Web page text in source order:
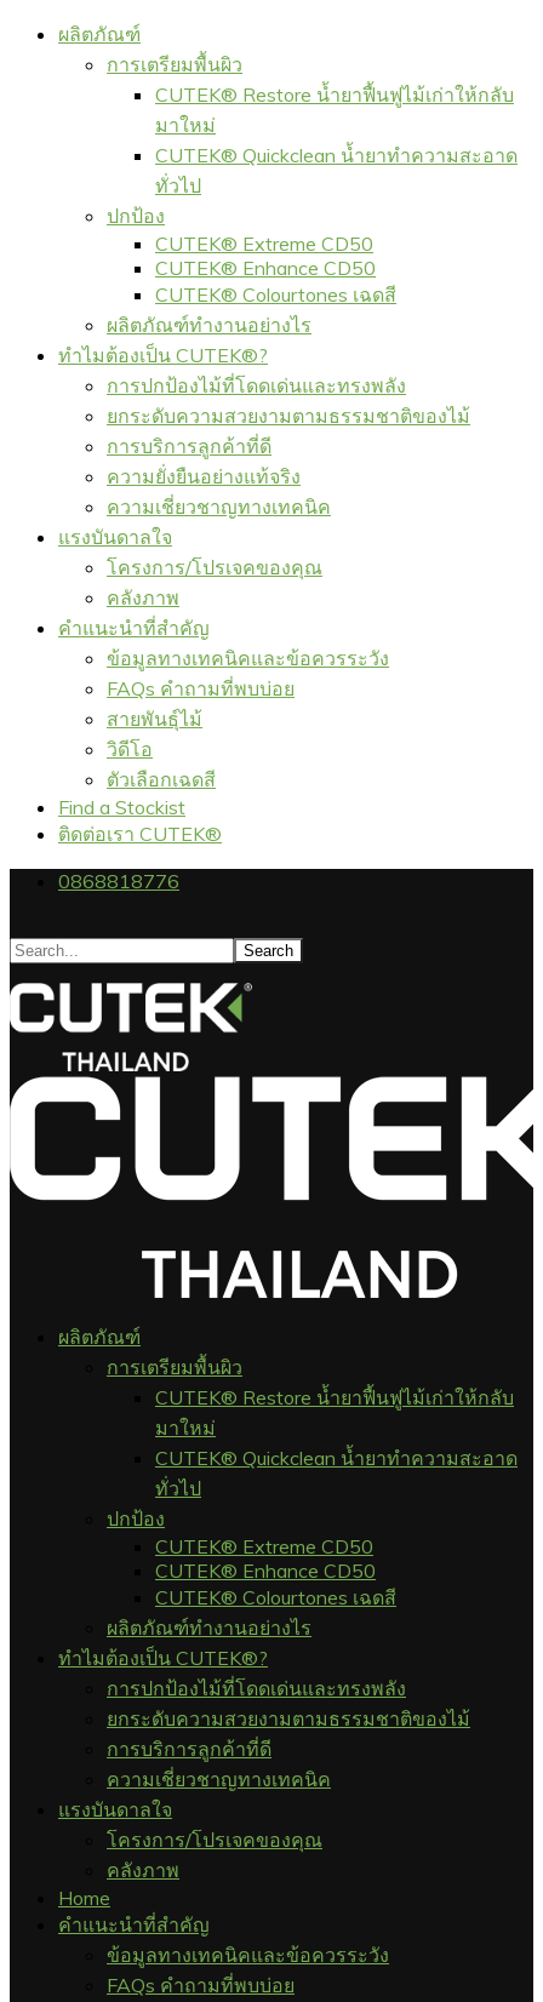
ผลิตภัณฑ์
การเตรียมพื้นผิว
CUTEK® Restore น้ำยาฟื้นฟูไม้เก่าให้กลับ
มาใหม่
CUTEK® Quickclean น้ำยาทำความสะอาด
ทั่วไป
ปกป้อง
CUTEK® Extreme CD50
CUTEK® Enhance CD50
CUTEK® Colourtones เฉดสี
ผลิตภัณฑ์ทำงานอย่างไร
ทำไมต้องเป็น CUTEK®?
การปกป้องไม้ที่โดดเด่นและทรงพลัง
ยกระดับความสวยงามตามธรรมชาติของไม้
การบริการลูกค้าที่ดี
ความยั่งยืนอย่างแท้จริง
ความเชี่ยวชาญทางเทคนิค
แรงบันดาลใจ
โครงการ/โปรเจคของคุณ
คลังภาพ
คำแนะนำที่สำคัญ
ข้อมูลทางเทคนิคและข้อควรระวัง
FAQs คำถามที่พบบ่อย
สายพันธุ์ไม้
วิดีโอ
ตัวเลือกเฉดสี
Find a Stockist
ติดต่อเรา CUTEK®
0868818776
ผลิตภัณฑ์
การเตรียมพื้นผิว
CUTEK® Restore น้ำยาฟื้นฟูไม้เก่าให้กลับ
มาใหม่
CUTEK® Quickclean น้ำยาทำความสะอาด
ทั่วไป
ปกป้อง
CUTEK® Extreme CD50
CUTEK® Enhance CD50
CUTEK® Colourtones เฉดสี
ผลิตภัณฑ์ทำงานอย่างไร
ทำไมต้องเป็น CUTEK®?
การปกป้องไม้ที่โดดเด่นและทรงพลัง
ยกระดับความสวยงามตามธรรมชาติของไม้
การบริการลูกค้าที่ดี
ความเชี่ยวชาญทางเทคนิค
แรงบันดาลใจ
โครงการ/โปรเจคของคุณ
คลังภาพ
Home
คำแนะนำที่สำคัญ
ข้อมูลทางเทคนิคและข้อควรระวัง
FAQs คำถามที่พบบ่อย